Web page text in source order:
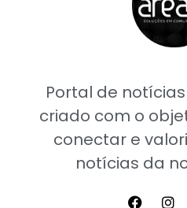
Portal de
criado com o
conectar e
notícias da